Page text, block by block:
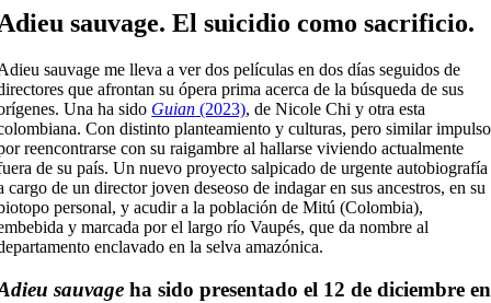
sauvage. El suicidio como sacrificio.
sauvage me lleva a ver dos películas en dos días seguidos de
que afrontan su ópera prima acerca de la búsqueda de sus
Una ha sido Guian (2023), de Nicole Chi y otra esta
Con distinto planteamiento y culturas, pero similar impulso
reencontrarse con su raigambre al hallarse viviendo actualmente
de su país. Un nuevo proyecto salpicado de urgente autobiografía
cargo de un director joven deseoso de indagar en sus ancestros, en su
personal, y acudir a la población de Mitú (Colombia),
y marcada por el largo río Vaupés, que da nombre al
enclavado en la selva amazónica.
sauvage ha sido presentado el 12 de diciembre en